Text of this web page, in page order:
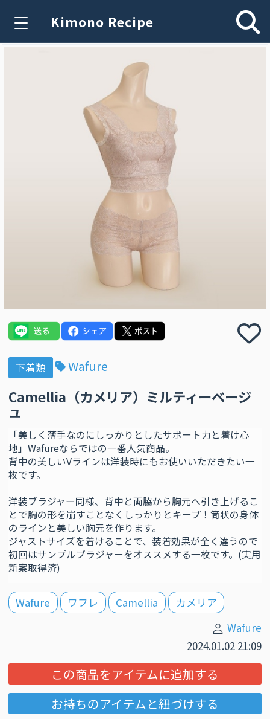
Kimono Recipe
下着類 Wafure
Camellia（カメリア）ミルティーベージ
ュ
「美しく薄手なのにしっかりとしたサポート力と着け心
地」Wafureならではの一番人気商品。
背中の美しいVラインは洋装時にもお使いいただきたい一
枚です。
洋装ブラジャー同様、背中と両脇から胸元へ引き上げるこ
とで胸の形を崩すことなくしっかりとキープ！筒状の身体
のラインと美しい胸元を作ります。
ジャストサイズを着けることで、装着効果が全く違うので
初回はサンプルブラジャーをオススメする一枚です。(実用
新案取得済)
Wafure ワフレ Camellia カメリア
Wafure
2024.01.02 21:09
この商品をアイテムに追加する
お持ちのアイテムと紐づけする